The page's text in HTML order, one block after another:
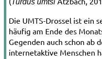
Die UMTS-Drossel ist ein
häufig am Ende des
Gegenden auch schon ab
internetaktive Menschen